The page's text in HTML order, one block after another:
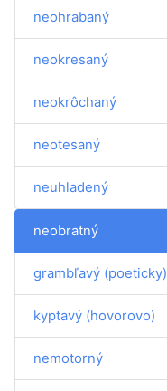
neohrabaný
neokresaný
neokrôchaný
neotesaný
neuhladený
neobratný
grambľavý (poeticky)
kyptavý (hovorovo)
nemotorný